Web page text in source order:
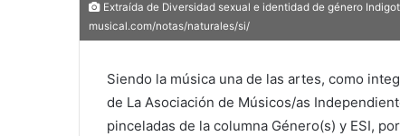
Extraída de Diversidad sexual e identidad de género
musical.com/notas/naturales/si/
Siendo la música una de las artes, como
de La Asociación de Músicos/as
pinceladas de la columna Género(s) y ESI,